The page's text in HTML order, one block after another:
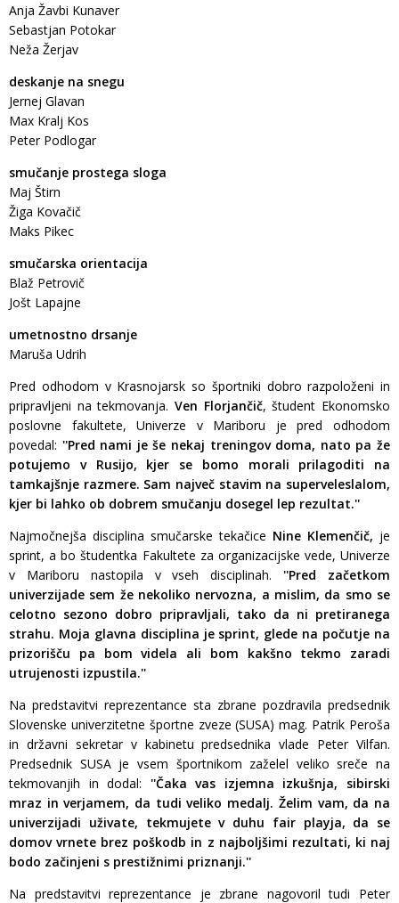
Anja Žavbi Kunaver
Sebastjan Potokar
Neža Žerjav
deskanje na snegu
Jernej Glavan
Max Kralj Kos
Peter Podlogar
smučanje prostega sloga
Maj Štirn
Žiga Kovačič
Maks Pikec
smučarska orientacija
Blaž Petrovič
Jošt Lapajne
umetnostno drsanje
Maruša Udrih
Pred odhodom v Krasnojarsk so športniki dobro razpoloženi in
pripravljeni na tekmovanja. Ven Florjančič, študent Ekonomsko
poslovne fakultete, Univerze v Mariboru je pred odhodom
povedal: ''Pred nami je še nekaj treningov doma, nato pa že
potujemo v Rusijo, kjer se bomo morali prilagoditi na
tamkajšnje razmere. Sam največ stavim na superveleslalom,
kjer bi lahko ob dobrem smučanju dosegel lep rezultat.''
Najmočnejša disciplina smučarske tekačice Nine Klemenčič, je
sprint, a bo študentka Fakultete za organizacijske vede, Univerze
v Mariboru nastopila v vseh disciplinah. ''Pred začetkom
univerzijade sem že nekoliko nervozna, a mislim, da smo se
celotno sezono dobro pripravljali, tako da ni pretiranega
strahu. Moja glavna disciplina je sprint, glede na počutje na
prizorišču pa bom videla ali bom kakšno tekmo zaradi
utrujenosti izpustila.''
Na predstavitvi reprezentance sta zbrane pozdravila predsednik
Slovenske univerzitetne športne zveze (SUSA) mag. Patrik Peroša
in državni sekretar v kabinetu predsednika vlade Peter Vilfan.
Predsednik SUSA je vsem športnikom zaželel veliko sreče na
tekmovanjih in dodal: ''Čaka vas izjemna izkušnja, sibirski
mraz in verjamem, da tudi veliko medalj. Želim vam, da na
univerzijadi uživate, tekmujete v duhu fair playja, da se
domov vrnete brez poškodb in z najboljšimi rezultati, ki naj
bodo začinjeni s prestižnimi priznanji.''
Na predstavitvi reprezentance je zbrane nagovoril tudi Peter